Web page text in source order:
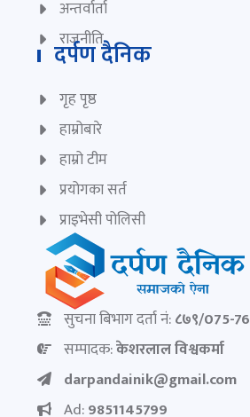
अन्तर्वार्ता
राजनीति
दर्पण दैनिक
गृह पृष्ठ
हाम्रोबारे
हाम्रो टीम
प्रयोगका सर्त
प्राइभेसी पोलिसी
सुचना बिभाग दर्ता नं:८७९/075-76
सम्पादक:केशरलाल विश्वकर्मा
darpandainik@gmail.com
Ad:9851145799